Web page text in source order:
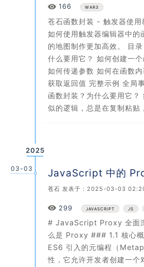
166 Views
WAR3
苍石函数封装 - 触发器使用
如何使用触发器编辑器中的
的地图制作更加高效。 目
什么要用它？ 如何创建一
如何传递参数 如何在函数
获取返回值 完整示例 全局
函数封装？为什么要用它？
似的逻辑，总是在复制粘贴
2025
03-03 JavaScript 中的
苍石 发表于：2025-03-03
299 ViewsJAVASCRIPT JS
# JavaScript Proxy 全面
么是 Proxy ### 1.1 核心
ES6 引入的元编程（
性，它允许开发者创建一